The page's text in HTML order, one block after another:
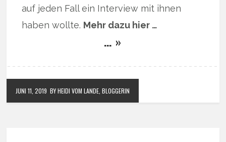
auf jeden Fall ein Interview mit ihnen
haben wollte. Mehr dazu hier …
… »
JUNI 11, 2019 BY HEIDI VOM LANDE, BLOGGERIN